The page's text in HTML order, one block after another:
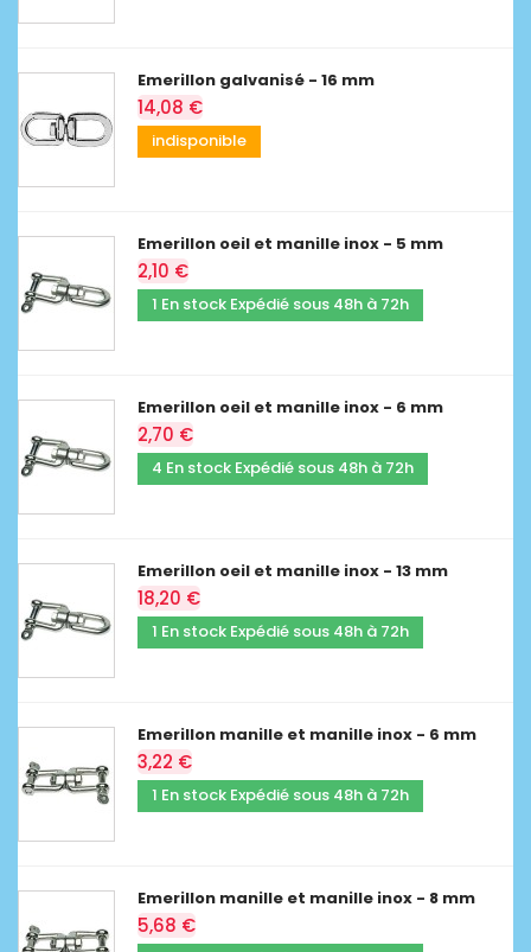
Emerillon galvanisé - 16 mm
14,08 €
indisponible
Emerillon oeil et manille inox - 5 mm
2,10 €
1 En stock Expédié sous 48h à 72h
Emerillon oeil et manille inox - 6 mm
2,70 €
4 En stock Expédié sous 48h à 72h
Emerillon oeil et manille inox - 13 mm
18,20 €
1 En stock Expédié sous 48h à 72h
Emerillon manille et manille inox - 6 mm
3,22 €
1 En stock Expédié sous 48h à 72h
Emerillon manille et manille inox - 8 mm
5,68 €